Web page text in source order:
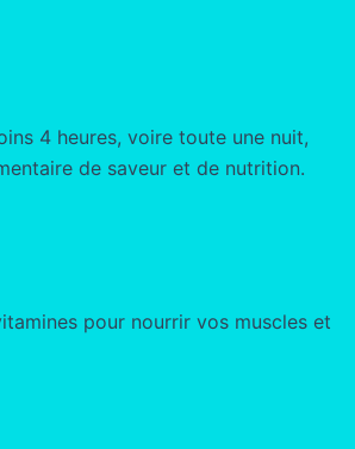
4 heures, voire toute une nuit,
de saveur et de nutrition.
pour nourrir vos muscles et